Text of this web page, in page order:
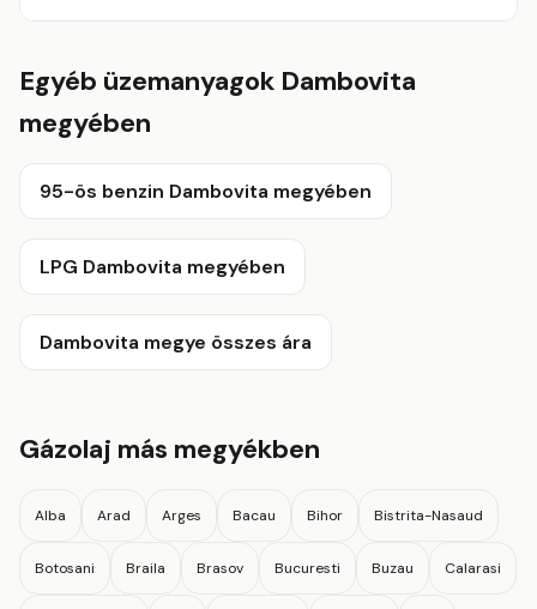
Egyéb üzemanyagok Dambovita
megyében
95-ös benzin Dambovita megyében
LPG Dambovita megyében
Dambovita megye összes ára
Gázolaj más megyékben
Alba Arad Arges Bacau Bihor Bistrita-Nasaud
Botosani Braila Brasov Bucuresti Buzau Calarasi